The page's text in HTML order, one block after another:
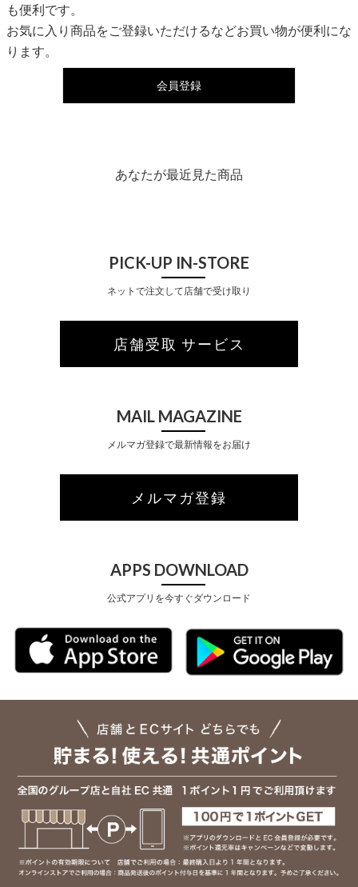
も便利です。
お気に入り商品をご登録いただけるなどお買い物が便利にな
ります。
会員登録
あなたが最近見た商品
PICK-UP IN-STORE
ネットで注文して店舗で受け取り
店舗受取 サービス
MAIL MAGAZINE
メルマガ登録で最新情報をお届け
メルマガ登録
APPS DOWNLOAD
公式アプリを今すぐダウンロード